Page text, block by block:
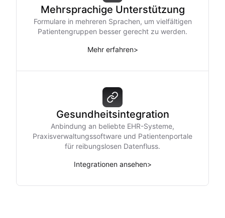
Mehrsprachige Unterstützung
Formulare in mehreren Sprachen, um vielfältigen
Patientengruppen besser gerecht zu werden.
Mehr erfahren>
Gesundheitsintegration
Anbindung an beliebte EHR-Systeme,
Praxisverwaltungssoftware und Patientenportale
für reibungslosen Datenfluss.
Integrationen ansehen>